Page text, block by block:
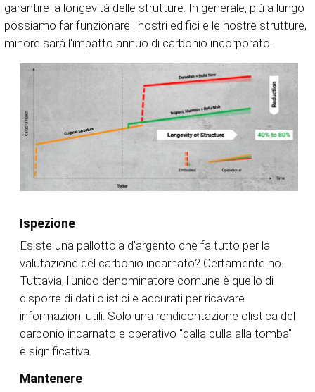
garantire la longevità delle strutture. In generale, più a lungo
possiamo far funzionare i nostri edifici e le nostre strutture,
minore sarà l'impatto annuo di carbonio incorporato.
Ispezione
Esiste una pallottola d'argento che fa tutto per la
valutazione del carbonio incarnato? Certamente no.
Tuttavia, l'unico denominatore comune è quello di
disporre di dati olistici e accurati per ricavare
informazioni utili. Solo una rendicontazione olistica del
carbonio incarnato e operativo "dalla culla alla tomba"
è significativa.
Mantenere